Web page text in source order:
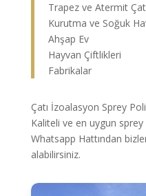
Trapez ve Atermit
Kurutma ve Soğuk
Ahşap Ev
Hayvan Çiftlikleri
Fabrikalar
Çatı İzoalasyon Sprey
Kaliteli ve en uygun
Whatsapp Hattından
alabilirsiniz.